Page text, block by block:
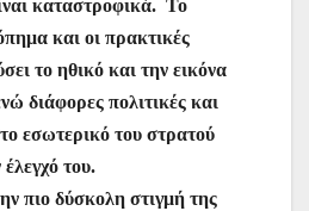
καταστροφικά. Το
και οι πρακτικές
το ηθικό και την εικόνα
διάφορες πολιτικές και
εσωτερικό του στρατού
του.
πιο δύσκολη στιγμή της